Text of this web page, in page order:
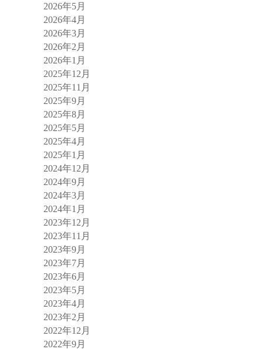
2026年5月
2026年4月
2026年3月
2026年2月
2026年1月
2025年12月
2025年11月
2025年9月
2025年8月
2025年5月
2025年4月
2025年1月
2024年12月
2024年9月
2024年3月
2024年1月
2023年12月
2023年11月
2023年9月
2023年7月
2023年6月
2023年5月
2023年4月
2023年2月
2022年12月
2022年9月